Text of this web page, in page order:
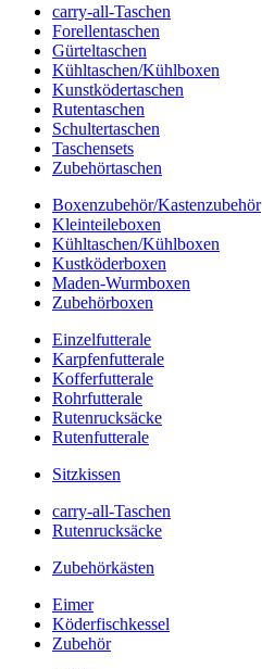
carry-all-Taschen
Forellentaschen
Gürteltaschen
Kühltaschen/Kühlboxen
Kunstködertaschen
Rutentaschen
Schultertaschen
Taschensets
Zubehörtaschen
Boxenzubehör/Kastenzubehör
Kleinteileboxen
Kühltaschen/Kühlboxen
Kustköderboxen
Maden-Wurmboxen
Zubehörboxen
Einzelfutterale
Karpfenfutterale
Kofferfutterale
Rohrfutterale
Rutenrucksäcke
Rutenfutterale
Sitzkissen
carry-all-Taschen
Rutenrucksäcke
Zubehörkästen
Eimer
Köderfischkessel
Zubehör